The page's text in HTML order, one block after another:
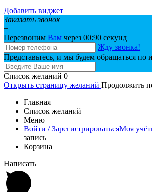
Добавить виджет
Заказать звонок
+
Перезвоним Вам через 00:90 секунд
Жду звонка!
Представьтесь, и мы будем обращаться по
Список желаний 0
Открыть страницу желаний Продолжить
Главная
Список желаний
Меню
Войти / ЗарегистрироватьсяМоя
запись
Корзина
Написать